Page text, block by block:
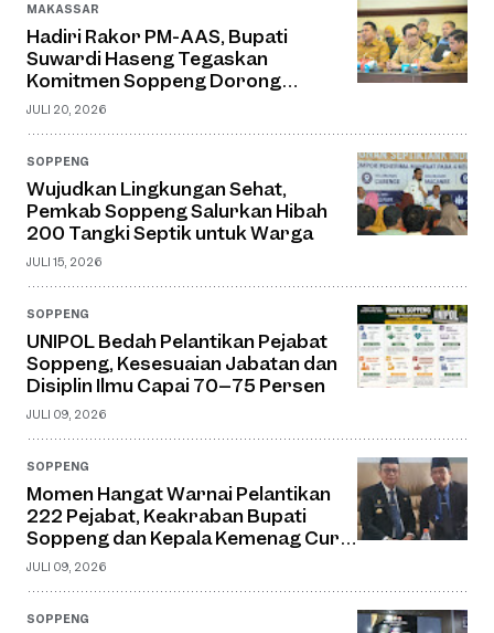
MAKASSAR
Hadiri Rakor PM-AAS, Bupati
Suwardi Haseng Tegaskan
Komitmen Soppeng Dorong
Pertanian Modern dan Swasembada
JULI 20, 2026
SOPPENG
Wujudkan Lingkungan Sehat,
Pemkab Soppeng Salurkan Hibah
200 Tangki Septik untuk Warga
JULI 15, 2026
SOPPENG
UNIPOL Bedah Pelantikan Pejabat
Soppeng, Kesesuaian Jabatan dan
Disiplin Ilmu Capai 70–75 Persen
JULI 09, 2026
SOPPENG
Momen Hangat Warnai Pelantikan
222 Pejabat, Keakraban Bupati
Soppeng dan Kepala Kemenag Curi
Perhatian
JULI 09, 2026
SOPPENG